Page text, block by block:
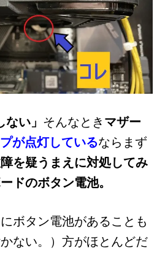
い」 そんなとき マザー
が点灯しているならまず
を疑うまえに対処してみ
ドのボタン電池。
ボタン電池があることも
ない。）方がほとんどだ